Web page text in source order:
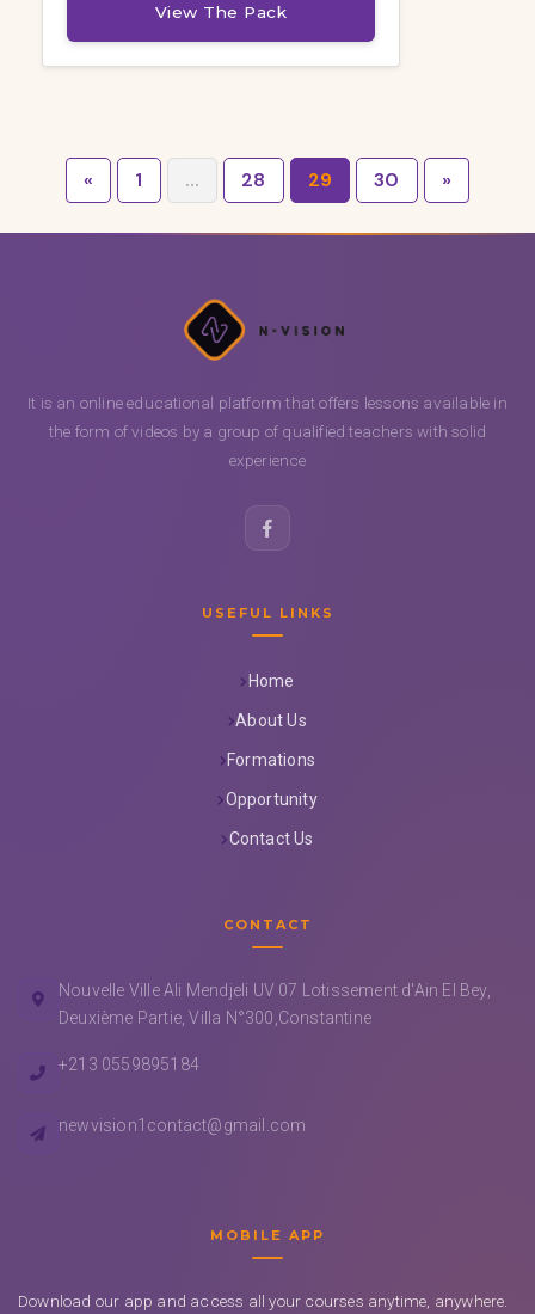
View The Pack
« 1 ... 28 29 30 »
It is an online educational platform that offers lessons available in
the form of videos by a group of qualified teachers with solid
experience
USEFUL LINKS
Home
About Us
Formations
Opportunity
Contact Us
CONTACT
Nouvelle Ville Ali Mendjeli UV 07 Lotissement d'Ain El Bey,
Deuxième Partie, Villa N°300,Constantine
+213 0559895184
newvision1contact@gmail.com
MOBILE APP
Download our app and access all your courses anytime, anywhere.